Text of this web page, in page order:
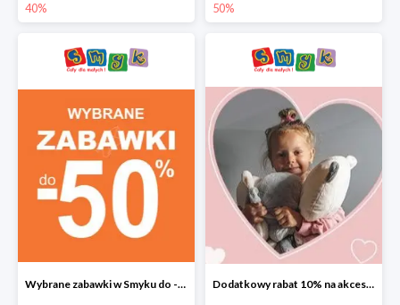
40% 50%
Wybrane zabawki w Smyku do -50% Dodatkowy rabat 10% na akcesoria dziecięce